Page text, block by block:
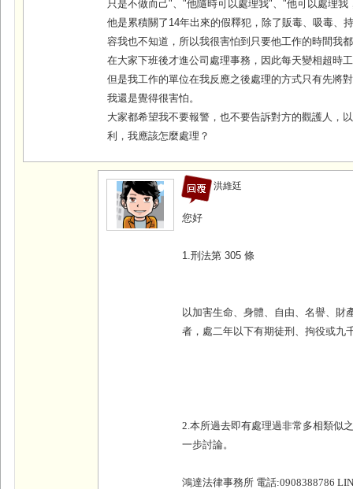
只是不做而己"、"他隨時可以處理我"、"他可以處理我
他是累積關了14年出來的假釋犯，除了販毒、吸毒、
容我也不知道，所以我很害怕到只要他工作的時間我
在大家下班後才進公司處理事務，因此每天變相超時
但是我工作的單位在我反應之後處理的方式只有先將
我還是覺得很害怕。
大家都希望我不要報警，也不要告訴對方的觀護人，
利，我應該怎麼處理？
洪維廷
您好
1.刑法第 305 條
以加害生命、身體、自由、名譽、財
者，處二年以下有期徒刑、拘役或九
2.本所過去即有處理過非常多相類似
一步討論。
鴻達法律事務所 電話:0908388786